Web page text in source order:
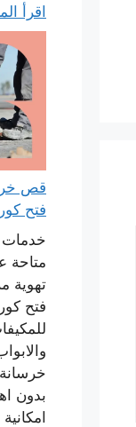
اقرأ
فتح
تهوية
فتح
بدون